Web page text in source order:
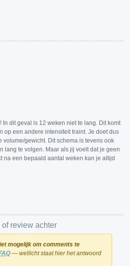
In dit geval is 12 weken niet te lang. Dit komt
op een andere intensiteit traint. Je doet dus
volume/gewicht. Dit schema is tevens ook
lang te volgen. Maar als jij voelt dat je geen
na een bepaald aantal weken kan je altijd
review achter
mogelijk om comments te
— wellicht staat hier het antwoord